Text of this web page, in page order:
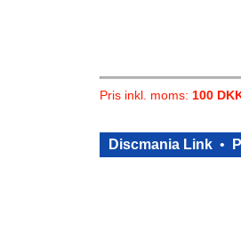
Pris inkl. moms: 100
Discmania Link •